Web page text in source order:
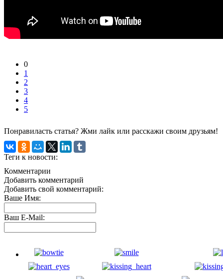
0
1
2
3
4
5
Понравиласть статья? Жми лайк или расскажи своим друзьям!
Теги к новости:
Комментарии
Добавить комментарий
Добавить свой комментарий:
Ваше Имя:
Ваш E-Mail: